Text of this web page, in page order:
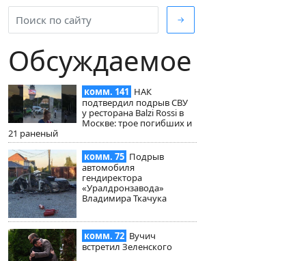
→
Обсуждаемое
комм. 141 НАК
подтвердил подрыв СВУ
у ресторана Balzi Rossi в
Москве: трое погибших и
21 раненый
комм. 75 Подрыв
автомобиля
гендиректора
«Уралдронзавода»
Владимира Ткачука
комм. 72 Вучич
встретил Зеленского